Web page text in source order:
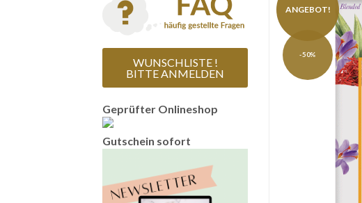
WUNSCHLISTE !
BITTE ANMELDEN
Geprüfter Onlineshop
Gutschein sofort
-50%
ANGEBOT!